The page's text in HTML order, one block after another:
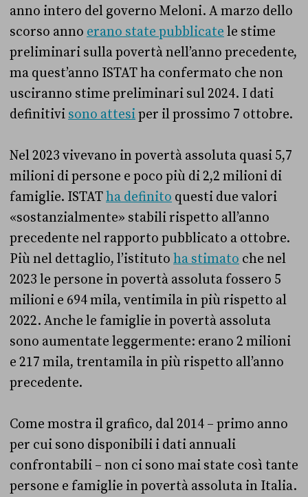
anno intero del governo Meloni. A marzo dello
scorso anno erano state pubblicate le stime
preliminari sulla povertà nell’anno precedente,
ma quest’anno ISTAT ha confermato che non
usciranno stime preliminari sul 2024. I dati
definitivi sono attesiper il prossimo 7 ottobre.
Nel 2023 vivevano in povertà assoluta quasi 5,7
milioni di persone e poco più di 2,2 milioni di
famiglie. ISTATha definito questi due valori
«sostanzialmente» stabili rispetto all’anno
precedente nel rapporto pubblicato a ottobre.
Più nel dettaglio, l’istituto ha stimato che nel
2023 le persone in povertà assoluta fossero 5
milioni e 694 mila, ventimila in più rispetto al
2022. Anche le famiglie in povertà assoluta
sono aumentate leggermente: erano 2 milioni
e 217 mila, trentamila in più rispetto all’anno
precedente.
Come mostra il grafico, dal 2014 – primo anno
per cui sono disponibili i dati annuali
confrontabili – non ci sono mai state così tante
persone e famiglie in povertà assoluta in Italia.